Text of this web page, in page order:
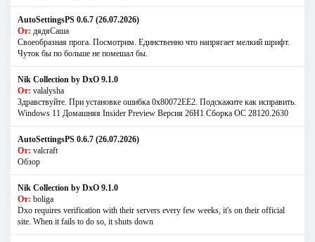
AutoSettingsPS 0.6.7 (26.07.2026)
От: дядяСаша
Своеобразная прога. Посмотрим. Единственно что напрягает мелкий шрифт.
Чуток бы по больше не помешал бы.
Nik Collection by DxO 9.1.0
От: valalysha
Здравствуйте. При установке ошибка 0х80072EE2. Подскажите как исправить.
Windows 11 Домашняя Insider Preview Версия 26H1 Сборка ОС 28120.2630
AutoSettingsPS 0.6.7 (26.07.2026)
От: valcraft
Обзор
Nik Collection by DxO 9.1.0
От: boliga
Dxo requires verification with their servers every few weeks, it's on their official
site. When it fails to do so, it shuts down